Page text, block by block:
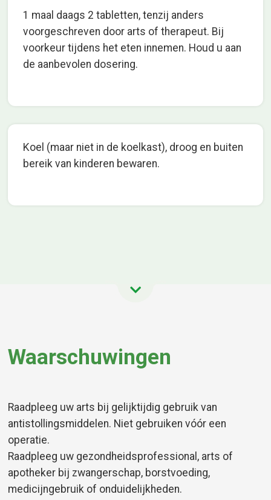
1 maal daags 2 tabletten, tenzij anders
voorgeschreven door arts of therapeut. Bij
voorkeur tijdens het eten innemen. Houd u aan
de aanbevolen dosering.
Koel (maar niet in de koelkast), droog en buiten
bereik van kinderen bewaren.
Waarschuwingen
Raadpleeg uw arts bij gelijktijdig gebruik van
antistollingsmiddelen. Niet gebruiken vóór een
operatie.
Raadpleeg uw gezondheidsprofessional, arts of
apotheker bij zwangerschap, borstvoeding,
medicijngebruik of onduidelijkheden.